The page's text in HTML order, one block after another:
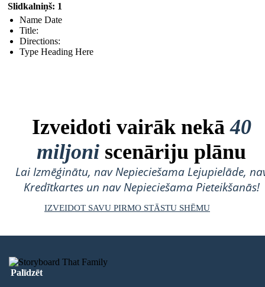
Slidkalniņš: 1
Name Date
Title:
Directions:
Type Heading Here
Izveidoti vairāk nekā40
miljoni scenāriju plānu
Lai Izmēģinātu, nav Nepieciešama Lejupielāde,
Kredītkartes un nav Nepieciešama Pieteikšanās!
IZVEIDOT SAVU PIRMO STĀSTU SHĒMU
Palīdzēt